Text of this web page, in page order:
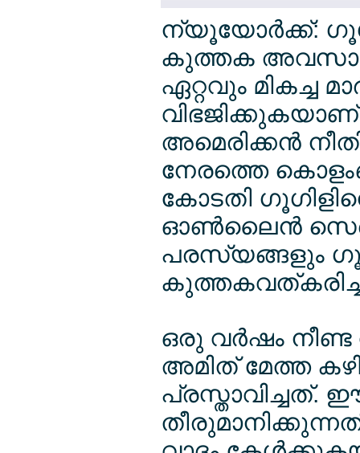
ന്യൂയോര്‍ക്ക്:
കുത്തക
ഏറ്റവും മികച്ച
അമെരിക്കന്‍
നേരത്തെ
കോടതി
ഓണ്‍ലൈന്‍
പരസ്യങ്ങളും
ഒരു വര്‍ഷം
അമിത് മേത്ത
പ്രസ്താവിച്ചത്.